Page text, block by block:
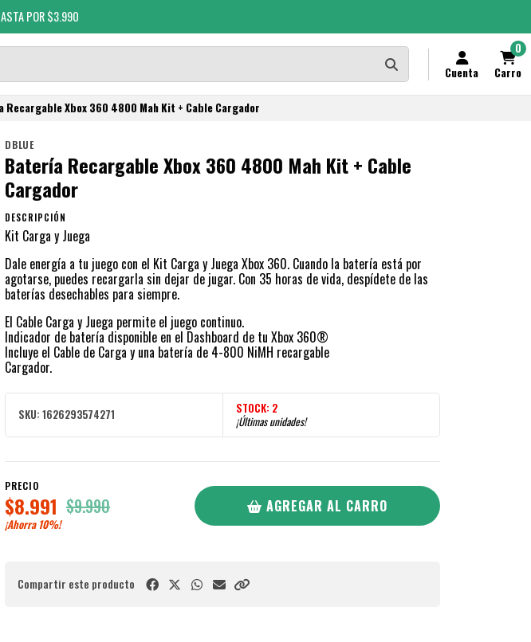
POR $3.990
Cuenta
0
Carro
Recargable Xbox 360 4800 Mah Kit + Cable Cargador
DBLUE
Batería Recargable Xbox 360 4800 Mah Kit + Cable
Cargador
DESCRIPCIÓN
Kit Carga y Juega
Dale energía a tu juego con el Kit Carga y Juega Xbox 360. Cuando la batería está por
agotarse, puedes recargarla sin dejar de jugar. Con 35 horas de vida, despídete de las
baterías desechables para siempre.
El Cable Carga y Juega permite el juego continuo.
Indicador de batería disponible en el Dashboard de tu Xbox 360®
Incluye el Cable de Carga y una batería de 4-800 NiMH recargable
Cargador.
SKU: 1626293574271 STOCK: 2
¡Últimas unidades!
PRECIO
$8.991 $9.990
¡Ahorra 10%!
AGREGAR AL CARRO
Compartir este producto